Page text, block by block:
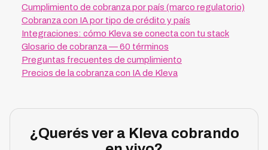
Cumplimiento de cobranza por país (marco regulatorio)
Cobranza con IA por tipo de crédito y país
Integraciones: cómo Kleva se conecta con tu stack
Glosario de cobranza — 60 términos
Preguntas frecuentes de cumplimiento
Precios de la cobranza con IA de Kleva
¿Querés ver a Kleva cobrando